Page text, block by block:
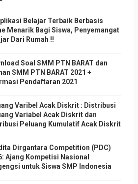
Belajar Terbaik Berbasis
Menarik Bagi Siswa, Penyemangat
Dari Rumah !!
Soal SMM PTN BARAT dan
SMM PTN BARAT 2021 +
Pendaftaran 2021
Varibel Acak Diskrit : Distribusi
Variabel Acak Diskrit dan
Peluang Kumulatif Acak Diskrit
Dirgantara Competition (PDC)
Ajang Kompetisi Nasional
untuk Siswa SMP Indonesia